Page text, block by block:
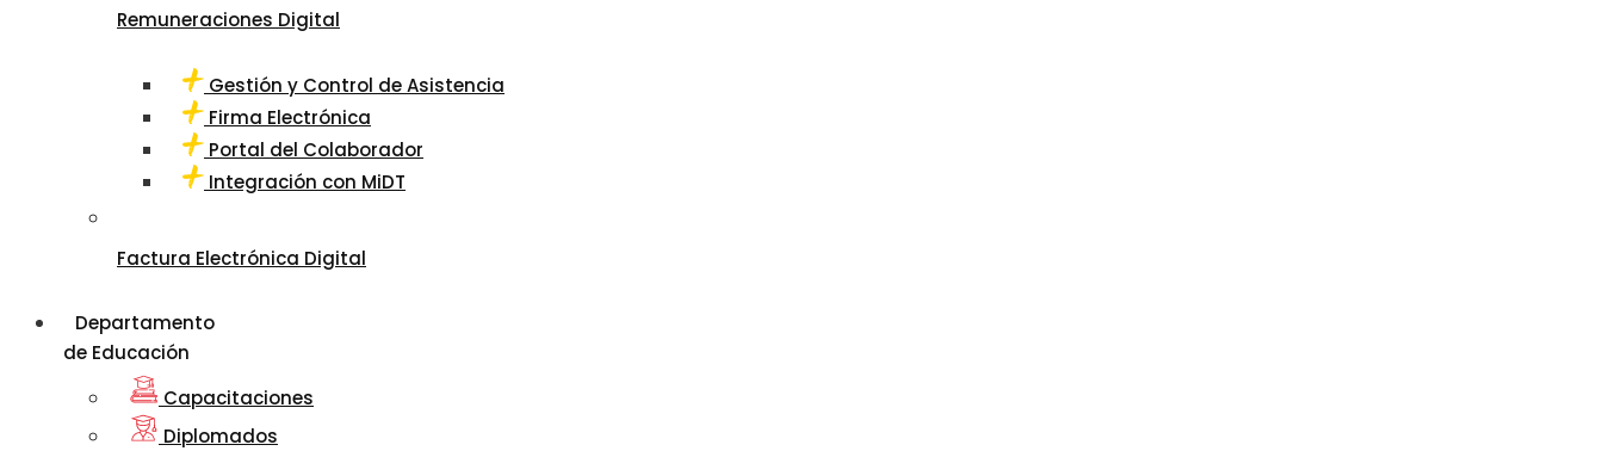
Remuneraciones Digital
Gestión y Control de Asistencia
Firma Electrónica
Portal del Colaborador
Integración con MiDT
Factura Electrónica Digital
Departamento
de Educación
Capacitaciones
Diplomados